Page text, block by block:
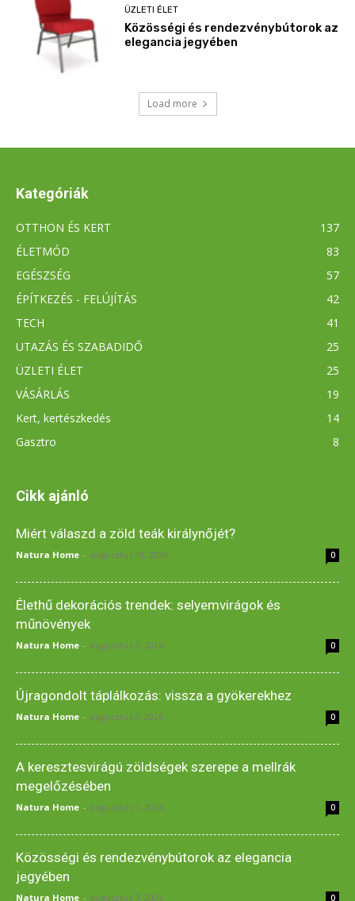
Kategóriák
OTTHON ÉS KERT
137
ÉLETMÓD
83
EGÉSZSÉG
57
ÉPÍTKEZÉS - FELÚJÍTÁS
42
TECH
41
UTAZÁS ÉS SZABADIDŐ
25
ÜZLETI ÉLET
25
VÁSÁRLÁS
19
Kert, kertészkedés
14
Gasztro
8
Cikk ajánló
Miért válaszd a zöld teák királynőjét?
Natura Home - augusztus 10, 2026 0
Élethű dekorációs trendek: selyemvirágok és
műnövények
Natura Home - augusztus 7, 2026 0
Újragondolt táplálkozás: vissza a gyökerekhez
Natura Home - augusztus 7, 2026 0
A keresztesvirágú zöldségek szerepe a mellrák
megelőzésében
Natura Home - augusztus 7, 2026 0
Közösségi és rendezvénybútorok az elegancia
jegyében
Natura Home - augusztus 7, 2026 0